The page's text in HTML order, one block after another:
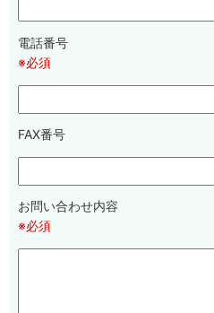
電話番号
※必須
FAX番号
お問い合わせ内容
※必須